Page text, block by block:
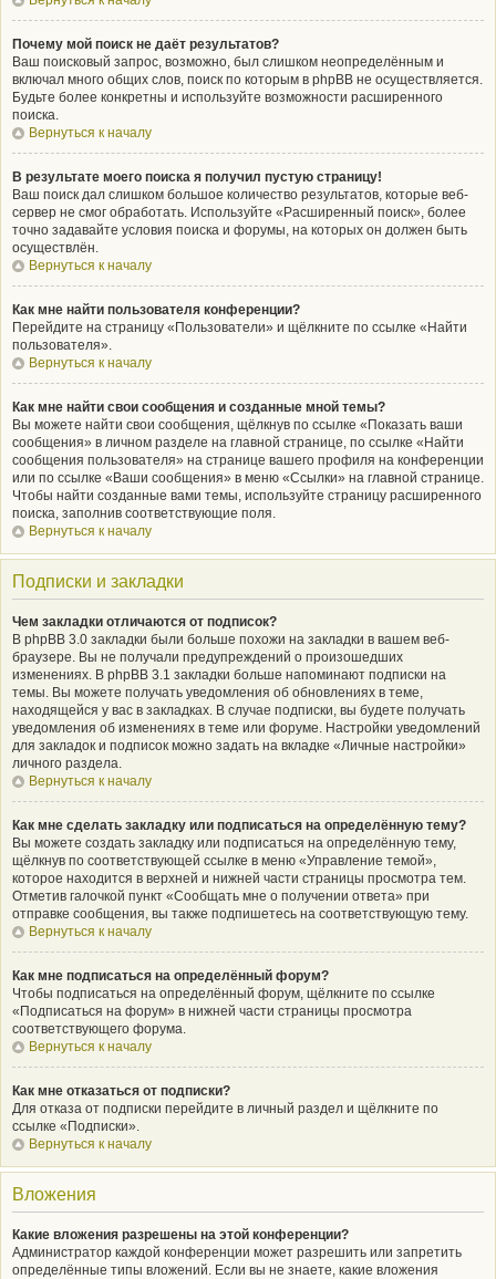
Почему мой поиск не даёт результатов?
Ваш поисковый запрос, возможно, был слишком неопределённым и
включал много общих слов, поиск по которым в phpBB не осуществляется.
Будьте более конкретны и используйте возможности расширенного
поиска.
Вернуться к началу
В результате моего поиска я получил пустую страницу!
Ваш поиск дал слишком большое количество результатов, которые веб-
сервер не смог обработать. Используйте «Расширенный поиск», более
точно задавайте условия поиска и форумы, на которых он должен быть
осуществлён.
Вернуться к началу
Как мне найти пользователя конференции?
Перейдите на страницу «Пользователи» и щёлкните по ссылке «Найти
пользователя».
Вернуться к началу
Как мне найти свои сообщения и созданные мной темы?
Вы можете найти свои сообщения, щёлкнув по ссылке «Показать ваши
сообщения» в личном разделе на главной странице, по ссылке «Найти
сообщения пользователя» на странице вашего профиля на конференции
или по ссылке «Ваши сообщения» в меню «Ссылки» на главной странице.
Чтобы найти созданные вами темы, используйте страницу расширенного
поиска, заполнив соответствующие поля.
Вернуться к началу
Подписки и закладки
Чем закладки отличаются от подписок?
В phpBB 3.0 закладки были больше похожи на закладки в вашем веб-
браузере. Вы не получали предупреждений о произошедших
изменениях. В phpBB 3.1 закладки больше напоминают подписки на
темы. Вы можете получать уведомления об обновлениях в теме,
находящейся у вас в закладках. В случае подписки, вы будете получать
уведомления об изменениях в теме или форуме. Настройки уведомлений
для закладок и подписок можно задать на вкладке «Личные настройки»
личного раздела.
Вернуться к началу
Как мне сделать закладку или подписаться на определённую тему?
Вы можете создать закладку или подписаться на определённую тему,
щёлкнув по соответствующей ссылке в меню «Управление темой»,
которое находится в верхней и нижней части страницы просмотра тем.
Отметив галочкой пункт «Сообщать мне о получении ответа» при
отправке сообщения, вы также подпишетесь на соответствующую тему.
Вернуться к началу
Как мне подписаться на определённый форум?
Чтобы подписаться на определённый форум, щёлкните по ссылке
«Подписаться на форум» в нижней части страницы просмотра
соответствующего форума.
Вернуться к началу
Как мне отказаться от подписки?
Для отказа от подписки перейдите в личный раздел и щёлкните по
ссылке «Подписки».
Вернуться к началу
Вложения
Какие вложения разрешены на этой конференции?
Администратор каждой конференции может разрешить или запретить
определённые типы вложений. Если вы не знаете, какие вложения